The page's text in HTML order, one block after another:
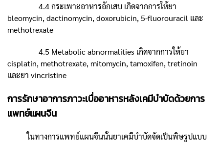
4.4 กระเพาะอาหารอักเสบ เกิดจากการให้ยา
bleomycin, dactinomycin, doxorubicin, 5-fluorouracil และ
methotrexate
4.5 Metabolic abnormalities เกิดจากการให้ยา
cisplatin, methotrexate, mitomycin, tamoxifen, tretinoin
และยา vincristine
การรักษาอาการภาวะเบื่ออาหารหลังเคมีบำบัดด้วยการ
แพทย์แผนจีน
ในทางการแพทย์แผนจีนนั้นยาเคมีบำบัดจัดเป็นพิษรูปแบบ